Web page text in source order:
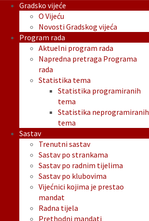
Gradsko vijeće
O Vijeću
Novosti Gradskog vijeća
Program rada
Aktuelni program rada
Napredna pretraga Programa
rada
Statistika tema
Statistika programiranih
tema
Statistika neprogramiranih
tema
Sastav
Trenutni sastav
Sastav po strankama
Sastav po radnim tijelima
Sastav po klubovima
Vijećnici kojima je prestao
mandat
Radna tijela
Prethodni mandati